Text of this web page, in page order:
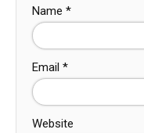
Name *
Email *
Website